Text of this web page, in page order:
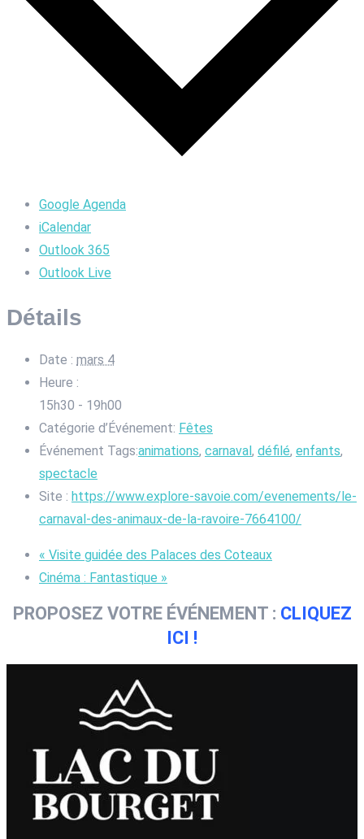
Google Agenda
iCalendar
Outlook 365
Outlook Live
Détails
Date : mars 4
Heure :
15h30 - 19h00
Catégorie d’Événement: Fêtes
Événement Tags:animations, carnaval , défilé, enfants,
spectacle
Site : https://www.explore-savoie.com/evenements/le-
carnaval-des-animaux-de-la-ravoire-7664100/
« Visite guidée des Palaces des Coteaux
Cinéma : Fantastique »
PROPOSEZ VOTRE ÉVÉNEMENT : CLIQUEZ
ICI !